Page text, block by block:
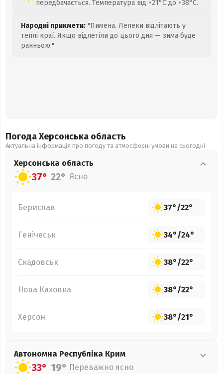
передбачається. Температура від +21°C до +38°C.
Народні прикмети: "Пимена. Лелеки відлітають у
теплі краї. Якщо відлетіли до цього дня — зима буде
ранньою."
Погода Херсонська область
Актуальна інформація про погоду та атмосферні умови на сьогодні
Херсонська область
37° 22° Ясно
Берислав 37°/22°
Генічеськ 34°/24°
Скадовськ 38°/22°
Нова Каховка 38°/22°
Херсон 38°/21°
Автономна Республіка Крим
33° 19° Переважно ясно